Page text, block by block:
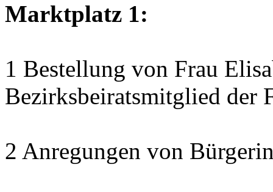
Marktplatz 1:
1 Bestellung von Frau
Bezirksbeiratsmitglied der
2 Anregungen von